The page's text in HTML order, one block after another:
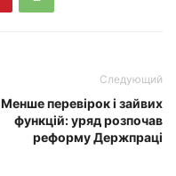
Следующий
Менше перевірок і зайвих
функцій: уряд розпочав
реформу Держпраці